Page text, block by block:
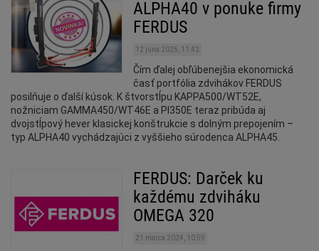
ALPHA40 v ponuke firmy
FERDUS
12 júna 2025, 11:42
Čím ďalej obľúbenejšia ekonomická
časť portfólia zdvihákov FERDUS
posilňuje o ďalší kúsok. K štvorstĺpu KAPPA500/WT52E,
nožniciam GAMMA450/WT46E a PI350E teraz pribúda aj
dvojstĺpový hever klasickej konštrukcie s dolným prepojením –
typ ALPHA40 vychádzajúci z vyššieho súrodenca ALPHA45.
FERDUS: Darček ku
každému zdviháku
OMEGA 320
21 marca 2024, 10:59